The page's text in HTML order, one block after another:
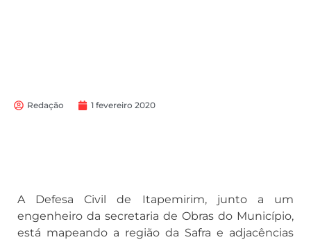
Redação 1 fevereiro 2020
A Defesa Civil de Itapemirim, junto a um
engenheiro da secretaria de Obras do Município,
está mapeando a região da Safra e adjacências